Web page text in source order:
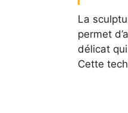
La
permet
délicat
Cette